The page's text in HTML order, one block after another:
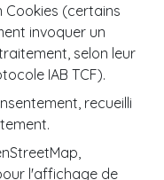
(certains
invoquer un
selon leur
IAB TCF).
recueilli
l'affichage de